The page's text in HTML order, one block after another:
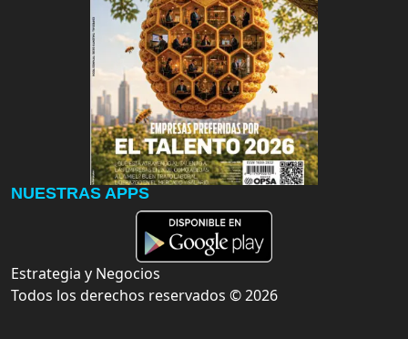
NUESTRAS APPS
Estrategia y Negocios
Todos los derechos reservados ©2026